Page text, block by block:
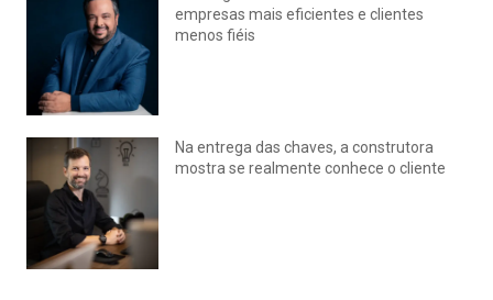
empresas mais eficientes e clientes
menos fiéis
Na entrega das chaves, a construtora
mostra se realmente conhece o cliente